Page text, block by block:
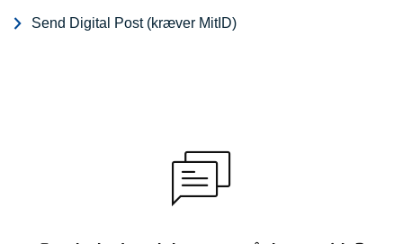
Send Digital Post (kræver MitID)